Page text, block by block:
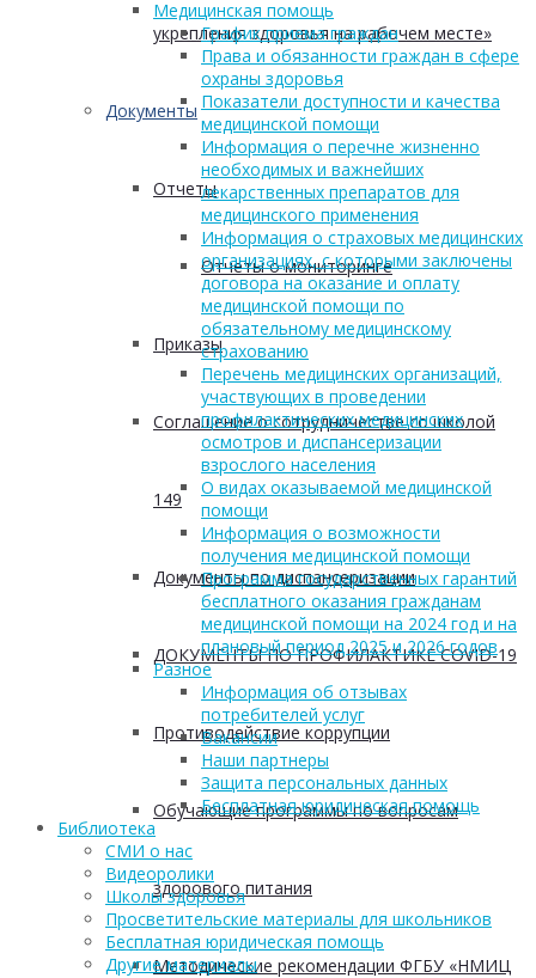
укрепления здоровья на рабочем месте»
Документы
Отчеты
Отчеты о мониторинге
Приказы
Соглашение о сотрудничестве со школой
149
Документы по диспансеризации
ДОКУМЕНТЫ ПО ПРОФИЛАКТИКЕ COVID-19
Противодействие коррупции
Обучающие программы по вопросам
здорового питания
Методические рекомендации ФГБУ «НМИЦ
Медицинская помощь
График приема граждан
Права и обязанности граждан в сфере
охраны здоровья
Показатели доступности и качества
медицинской помощи
Информация о перечне жизненно
необходимых и важнейших
лекарственных препаратов для
медицинского применения
Информация о страховых медицинских
организациях, с которыми заключены
договора на оказание и оплату
медицинской помощи по
обязательному медицинскому
страхованию
Перечень медицинских организаций,
участвующих в проведении
профилактических медицинских
осмотров и диспансеризации
взрослого населения
О видах оказываемой медицинской
помощи
Информация о возможности
получения медицинской помощи
Программа государственных гарантий
бесплатного оказания гражданам
медицинской помощи на 2024 год и на
плановый период 2025 и 2026 годов
Разное
Информация об отзывах
потребителей услуг
Вакансии
Наши партнеры
Защита персональных данных
Бесплатная юридическая помощь
Библиотека
СМИ о нас
Видеоролики
Школы здоровья
Просветительские материалы для школьников
Бесплатная юридическая помощь
Другие материалы